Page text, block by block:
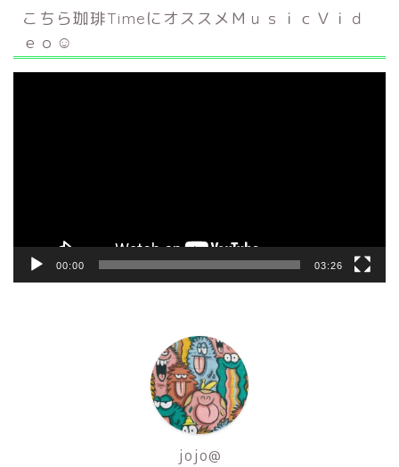
こちら珈琲TimeにオススメＭｕｓｉｃＶｉｄ
ｅｏ☺
00:00 03:26
jojo@